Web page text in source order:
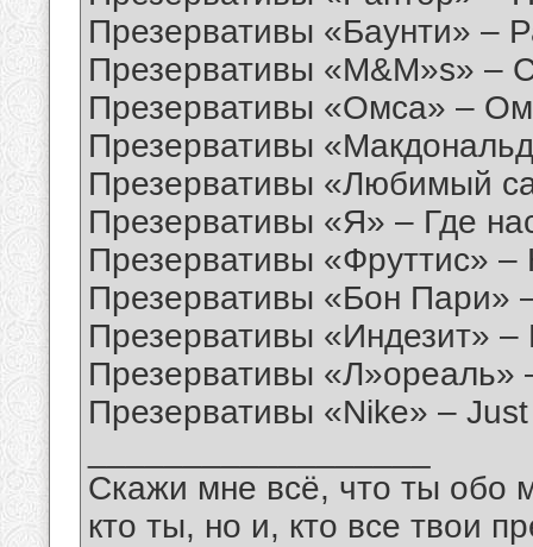
Презервативы «Баунти» –
Презервативы «M&M»s» –
Презервативы «Омса» –
Презервативы
Презервативы «Любимый
Презервативы «Я» – Где
Презервативы «Фруттис» –
Презервативы «Бон Пари»
Презервативы «Индезит» –
Презервативы «Л»ореаль»
Презервативы «Nike» –
Скажи мне всё, что ты обо
кто ты, но и, кто все твои